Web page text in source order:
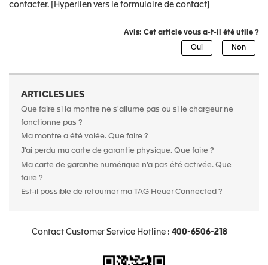
contacter. [Hyperlien vers le formulaire de contact]
Avis: Cet article vous a-t-il été utile ?
ARTICLES LIES
Que faire si la montre ne s'allume pas ou si le chargeur ne
fonctionne pas ?
Ma montre a été volée. Que faire ?
J’ai perdu ma carte de garantie physique. Que faire ?
Ma carte de garantie numérique n’a pas été activée. Que
faire ?
Est-il possible de retourner ma TAG Heuer Connected ?
Contact Customer Service Hotline : 400-6506-218